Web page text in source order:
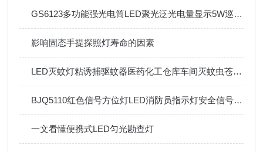
GS6123多功能强光电筒LED聚光泛光电量显示5W巡检手电筒
影响固态手提探照灯寿命的因素
LED灭蚊灯粘诱捕驱蚊器医药化工仓库车间灭蚊虫苍蝇神器
BJQ5110红色信号方位灯LED消防员指示灯安全信号灯磁吸信号灯
一文看懂便携式LED匀光勘查灯